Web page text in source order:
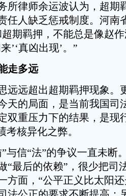
所律师余运波认为，超期
任人缺乏惩戒制度。河南
期羁押，不能总是像赵
’‘真凶出现’。”
走多远
远远超出超期羁押现象。
天的局面，是当前我国司
双重压力下的结果，是现
考核异化之弊。
与信“法”的争议一直未断
“最后的依赖”，很少把司
方面，“公平正义比太阳